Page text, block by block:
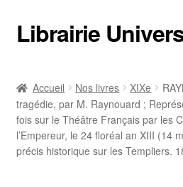
Aller
à
navigation
Aller
au
Librairie
Librairie Univers
Nos livres
Accueil Nos livres XIXe
tragédie, par M. Raynouard ;
fois sur le Théâtre Français par les
l’Empereur, le 24 floréal an XIII (14
précis historique sur les Templiers.